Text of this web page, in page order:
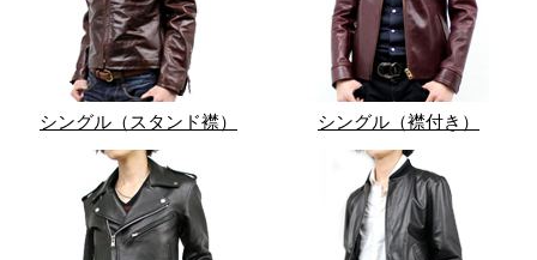
シングル（スタンド襟） シングル（襟付き）